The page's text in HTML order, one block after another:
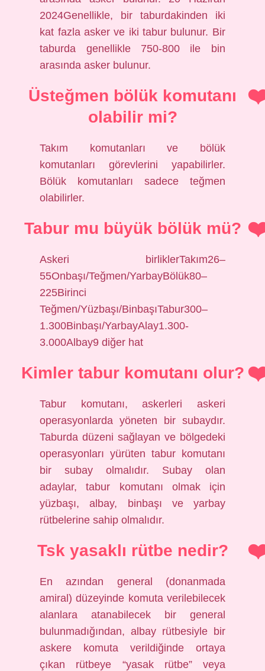
2024Genellikle, bir taburdakinden iki
kat fazla asker ve iki tabur bulunur. Bir
taburda genellikle 750-800 ile bin
arasında asker bulunur.
Üsteğmen bölük komutanı
olabilir mi?
Takım komutanları ve bölük
komutanları görevlerini yapabilirler.
Bölük komutanları sadece teğmen
olabilirler.
Tabur mu büyük bölük mü?
Askeri birliklerTakım26–
55Onbaşı/Teğmen/YarbayBölük80–
225Birinci
Teğmen/Yüzbaşı/BinbaşıTabur300–
1.300Binbaşı/YarbayAlay1.300-
3.000Albay9 diğer hat
Kimler tabur komutanı olur?
Tabur komutanı, askerleri askeri
operasyonlarda yöneten bir subaydır.
Taburda düzeni sağlayan ve bölgedeki
operasyonları yürüten tabur komutanı
bir subay olmalıdır. Subay olan
adaylar, tabur komutanı olmak için
yüzbaşı, albay, binbaşı ve yarbay
rütbelerine sahip olmalıdır.
Tsk yasaklı rütbe nedir?
En azından general (donanmada
amiral) düzeyinde komuta verilebilecek
alanlara atanabilecek bir general
bulunmadığından, albay rütbesiyle bir
askere komuta verildiğinde ortaya
çıkan rütbeye “yasak rütbe” veya